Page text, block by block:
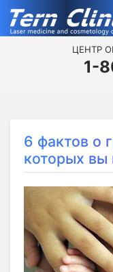
ЦЕНТР
1-
6 фактов о
которых вы